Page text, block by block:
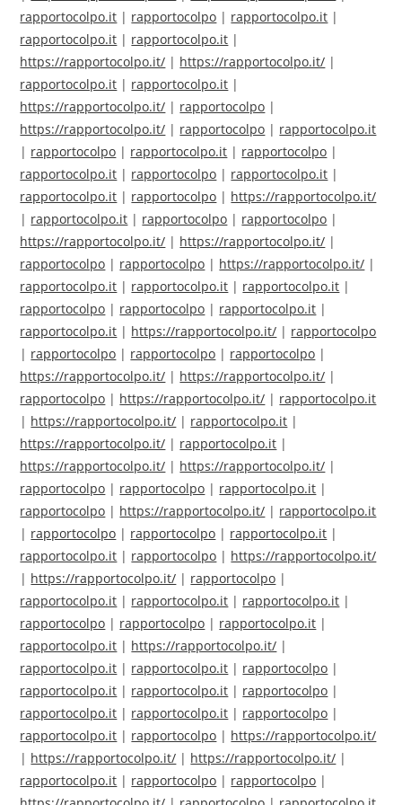
rapportocolpo.it | rapportocolpo | rapportocolpo.it |
rapportocolpo.it | rapportocolpo.it |
https://rapportocolpo.it/ | https://rapportocolpo.it/ |
rapportocolpo.it | rapportocolpo.it |
https://rapportocolpo.it/ | rapportocolpo |
https://rapportocolpo.it/ | rapportocolpo | rapportocolpo.it
| rapportocolpo | rapportocolpo.it | rapportocolpo |
rapportocolpo.it | rapportocolpo | rapportocolpo.it |
rapportocolpo.it | rapportocolpo | https://rapportocolpo.it/
| rapportocolpo.it | rapportocolpo | rapportocolpo |
https://rapportocolpo.it/ | https://rapportocolpo.it/ |
rapportocolpo | rapportocolpo | https://rapportocolpo.it/ |
rapportocolpo.it | rapportocolpo.it | rapportocolpo.it |
rapportocolpo | rapportocolpo | rapportocolpo.it |
rapportocolpo.it | https://rapportocolpo.it/ | rapportocolpo
| rapportocolpo | rapportocolpo | rapportocolpo |
https://rapportocolpo.it/ | https://rapportocolpo.it/ |
rapportocolpo | https://rapportocolpo.it/ | rapportocolpo.it
| https://rapportocolpo.it/ | rapportocolpo.it |
https://rapportocolpo.it/ | rapportocolpo.it |
https://rapportocolpo.it/ | https://rapportocolpo.it/ |
rapportocolpo | rapportocolpo | rapportocolpo.it |
rapportocolpo | https://rapportocolpo.it/ | rapportocolpo.it
| rapportocolpo | rapportocolpo | rapportocolpo.it |
rapportocolpo.it | rapportocolpo | https://rapportocolpo.it/
| https://rapportocolpo.it/ | rapportocolpo |
rapportocolpo.it | rapportocolpo.it | rapportocolpo.it |
rapportocolpo | rapportocolpo | rapportocolpo.it |
rapportocolpo.it | https://rapportocolpo.it/ |
rapportocolpo.it | rapportocolpo.it | rapportocolpo |
rapportocolpo.it | rapportocolpo.it | rapportocolpo |
rapportocolpo.it | rapportocolpo.it | rapportocolpo |
rapportocolpo.it | rapportocolpo | https://rapportocolpo.it/
| https://rapportocolpo.it/ | https://rapportocolpo.it/ |
rapportocolpo.it | rapportocolpo | rapportocolpo |